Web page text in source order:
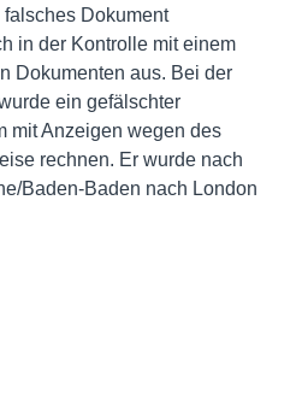
Dokument
in der Kontrolle mit einem
Dokumenten aus. Bei der
ein gefälschter
mit Anzeigen wegen des
rechnen. Er wurde nach
Baden-Baden nach London